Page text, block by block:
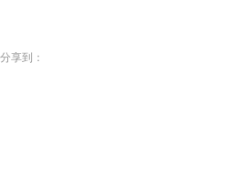
分享到：